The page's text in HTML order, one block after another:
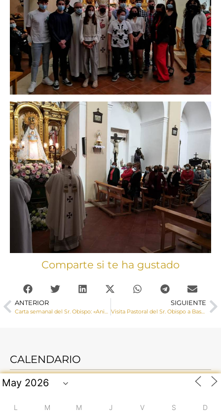
Comparte si te ha gustado
ANTERIOR SIGUIENTE
Visita Pastoral del Sr. Obispo a Bascuñana de San Pedro y Fuentes Claras
CALENDARIO
L M M J V S D